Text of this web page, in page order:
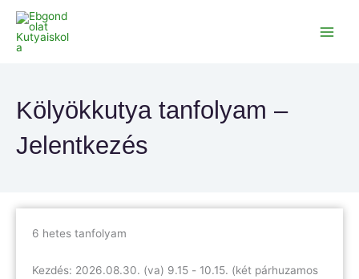
content
Kölyökkutya tanfolyam –
Jelentkezés
6 hetes tanfolyam
Kezdés: 2026.08.30. (va) 9.15 - 10.15. (két párhuzamos